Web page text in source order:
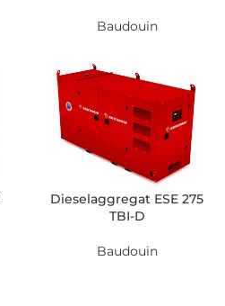
Baudouin
Dieselaggregat ESE 275
TBI-D
Baudouin